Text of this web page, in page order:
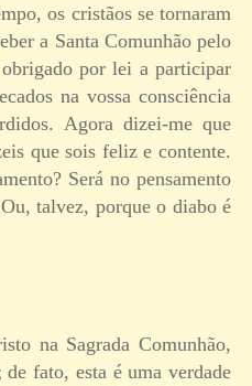
os cristãos se tornaram
a Santa Comunhão pelo
por lei a participar
na vossa consciência
Agora dizei-me que
que sois feliz e contente.
Será no pensamento
talvez, porque o diabo é
na Sagrada Comunhão,
fato, esta é uma verdade